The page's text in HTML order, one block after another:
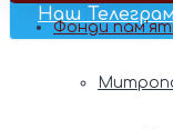
Наш Телеграм
Фонди